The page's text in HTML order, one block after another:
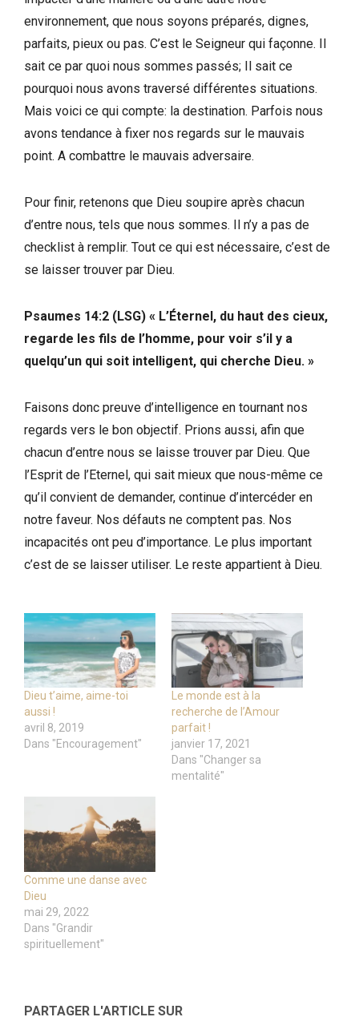
environnement, que nous soyons préparés, dignes,
parfaits, pieux ou pas. C’est le Seigneur qui façonne. Il
sait ce par quoi nous sommes passés; Il sait ce
pourquoi nous avons traversé différentes situations.
Mais voici ce qui compte: la destination. Parfois nous
avons tendance à fixer nos regards sur le mauvais
point. A combattre le mauvais adversaire.
Pour finir, retenons que Dieu soupire après chacun
d’entre nous, tels que nous sommes. Il n’y a pas de
checklist à remplir. Tout ce qui est nécessaire, c’est de
se laisser trouver par Dieu.
Psaumes 14:2 (LSG) « L’Éternel, du haut des cieux,
regarde les fils de l’homme, pour voir s’il y a
quelqu’un qui soit intelligent, qui cherche Dieu. »
Faisons donc preuve d’intelligence en tournant nos
regards vers le bon objectif. Prions aussi, afin que
chacun d’entre nous se laisse trouver par Dieu. Que
l’Esprit de l’Eternel, qui sait mieux que nous-même ce
qu’il convient de demander, continue d’intercéder en
notre faveur. Nos défauts ne comptent pas. Nos
incapacités ont peu d’importance. Le plus important
c’est de se laisser utiliser. Le reste appartient à Dieu.
Dieu t’aime, aime-toi
aussi !
avril 8, 2019
Dans "Encouragement"
Le monde est à la
recherche de l’Amour
parfait !
janvier 17, 2021
Dans "Changer sa
mentalité"
Comme une danse avec
Dieu
mai 29, 2022
Dans "Grandir
spirituellement"
PARTAGER L'ARTICLE SUR